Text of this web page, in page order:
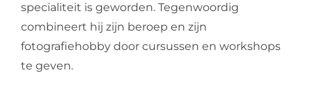
specialiteit is geworden. Tegenwoordig
combineert hij zijn beroep en zijn
fotografiehobby door cursussen en workshops
te geven.